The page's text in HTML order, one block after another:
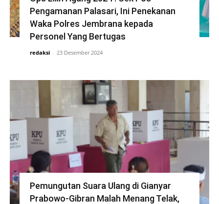
Pengamanan Palasari, Ini Penekanan
Waka Polres Jembrana kepada
Personel Yang Bertugas
redaksi - 23 Desember 2024
Pemungutan Suara Ulang di Gianyar
Prabowo-Gibran Malah Menang Telak,